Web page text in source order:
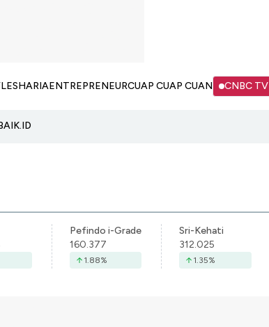
SHARIAENTREPRENEURCUAP CUAP CUAN CNBC TV
Pefindo i-Grade
160.377
1.88%
Sri-Kehati
312.025
1.35%